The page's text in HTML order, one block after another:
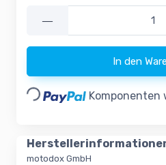
—
In den
Loading... Komponenten
motodox GmbH